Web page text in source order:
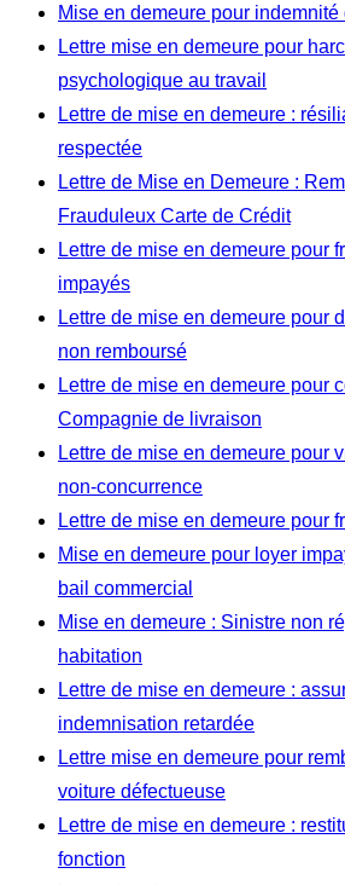
Mise en demeure pour
Lettre mise en demeure pour
psychologique au travail
Lettre de mise en demeure :
respectée
Lettre de Mise en Demeure :
Frauduleux Carte de Crédit
Lettre de mise en demeure pour
impayés
Lettre de mise en demeure pour
non remboursé
Lettre de mise en demeure pour
Compagnie de livraison
Lettre de mise en demeure pour
non-concurrence
Lettre de mise en demeure pour
Mise en demeure pour loyer
bail commercial
Mise en demeure : Sinistre non
habitation
Lettre de mise en demeure :
indemnisation retardée
Lettre mise en demeure pour
voiture défectueuse
Lettre de mise en demeure :
fonction